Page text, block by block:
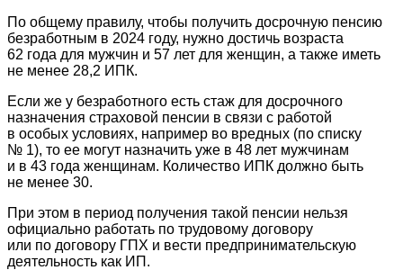
По общему правилу, чтобы получить досрочную пенсию
безработным в 2024 году, нужно достичь возраста
62 года для мужчин и 57 лет для женщин, а также иметь
не менее 28,2 ИПК.
Если же у безработного есть стаж для досрочного
назначения страховой пенсии в связи с работой
в особых условиях, например во вредных (по списку
№ 1), то ее могут назначить уже в 48 лет мужчинам
и в 43 года женщинам. Количество ИПК должно быть
не менее 30.
При этом в период получения такой пенсии нельзя
официально работать по трудовому договору
или по договору ГПХ и вести предпринимательскую
деятельность как ИП.